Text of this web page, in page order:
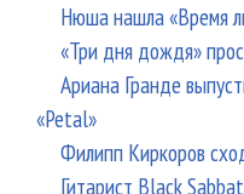
Нюша нашла «Время
«Три дня дождя»
Ариана Гранде
«Petal»
Филипп Киркоров
Гитарист Black